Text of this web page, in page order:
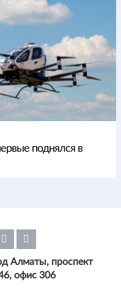
поднялся в
Алматы, проспект
офис 306